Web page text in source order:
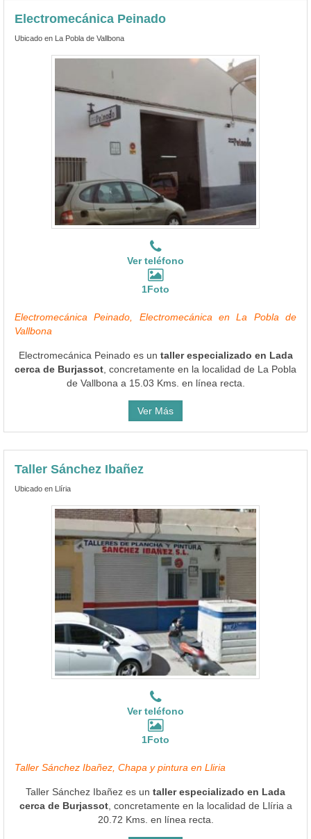
Electromecánica Peinado
Ubicado en La Pobla de Vallbona
Ver teléfono
1Foto
Electromecánica Peinado, Electromecánica en La Pobla de
Vallbona
Electromecánica Peinado es un taller especializado en Lada
cerca de Burjassot , concretamente en la localidad de La Pobla
de Vallbona a 15.03 Kms. en línea recta.
Ver Más
Taller Sánchez Ibañez
Ubicado en Llíria
Ver teléfono
1Foto
Taller Sánchez Ibañez, Chapa y pintura en Lliria
Taller Sánchez Ibañez es un taller especializado en Lada
cerca de Burjassot, concretamente en la localidad de Llíria a
20.72 Kms. en línea recta.